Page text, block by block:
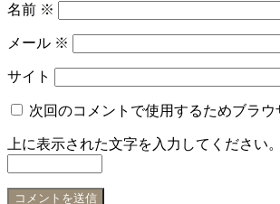
名前 ※
メール ※
サイト
次回のコメントで使用するためブラ
上に表示された文字を入力してください。